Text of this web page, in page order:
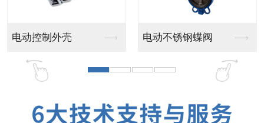
气动V型法兰调节球阀 气动PPH球阀